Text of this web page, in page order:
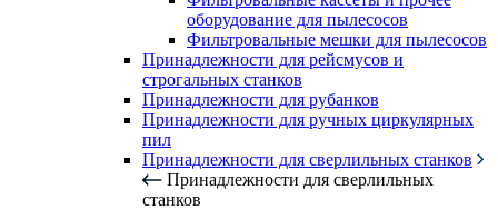
оборудование для пылесосов
Фильтровальные мешки для пылесосов
Принадлежности для рейсмусов и
строгальных станков
Принадлежности для рубанков
Принадлежности для ручных циркулярных
пил
Принадлежности для сверлильных станков
Принадлежности для сверлильных
станков